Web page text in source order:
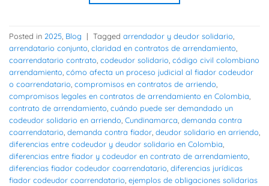
Posted in 2025 Blog | Tagged arrendador y deudor solidario
arrendatario conjunto claridad en contratos de arrendamiento
coarrendatario contrato codeudor solidario código civil colombiano
arrendamiento cómo afecta un proceso judicial al fiador codeudor
o coarrendatario compromisos en contratos de arriendo
compromisos legales en contratos de arrendamiento en Colombia
contrato de arrendamiento cuándo puede ser demandado un
codeudor solidario en arriendo Cundinamarca demanda contra
coarrendatario demanda contra fiador deudor solidario en arriendo
diferencias entre codeudor y deudor solidario en Colombia
diferencias entre fiador y codeudor en contrato de arrendamiento
diferencias fiador codeudor coarrendatario diferencias jurídicas
fiador codeudor coarrendatario ejemplos de obligaciones solidarias